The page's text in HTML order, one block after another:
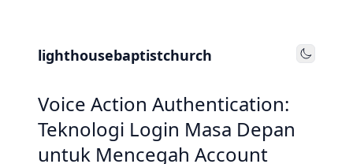
lighthousebaptistchurch Toggle
Voice Action Authentication:
Teknologi Login Masa Depan
untuk Mencegah Account